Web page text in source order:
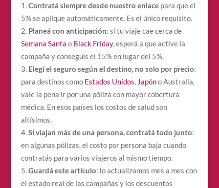
Contratá siempre desde nuestro enlacepara que el
5% se aplique automáticamente. Es el único requisito.
Planeá con anticipación: si tu viaje cae cerca de
Semana Santa o Black Friday, esperá a que active la
campaña y conseguís el 15% en lugar del 5%.
Elegí el seguro según el destino, no solo por precio:
para destinos como Estados Unidos, Japóno Australia,
vale la pena ir por una póliza con mayor cobertura
médica. En esos países los costos de salud son
altísimos.
Si viajan más de una persona, contratá todo junto:
en algunas pólizas, el costo por persona baja cuando
contratás para varios viajeros al mismo tiempo.
Guardá este artículo: lo actualizamos mes a mes con
el estado real de las campañas y los descuentos